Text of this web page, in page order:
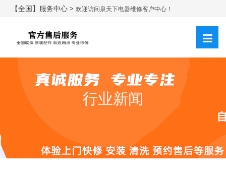
【全国】服务中心 >欢迎访问泉天下电器维修客户中心！
行业新闻